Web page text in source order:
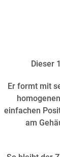
Dieser
Er formt mit
einfachen
am